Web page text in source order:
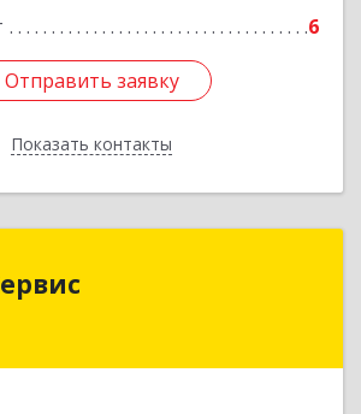
6
Отправить заявку
Показать контакты
Отправить заявку
Назад
край, Рубцовск г, Алтайская